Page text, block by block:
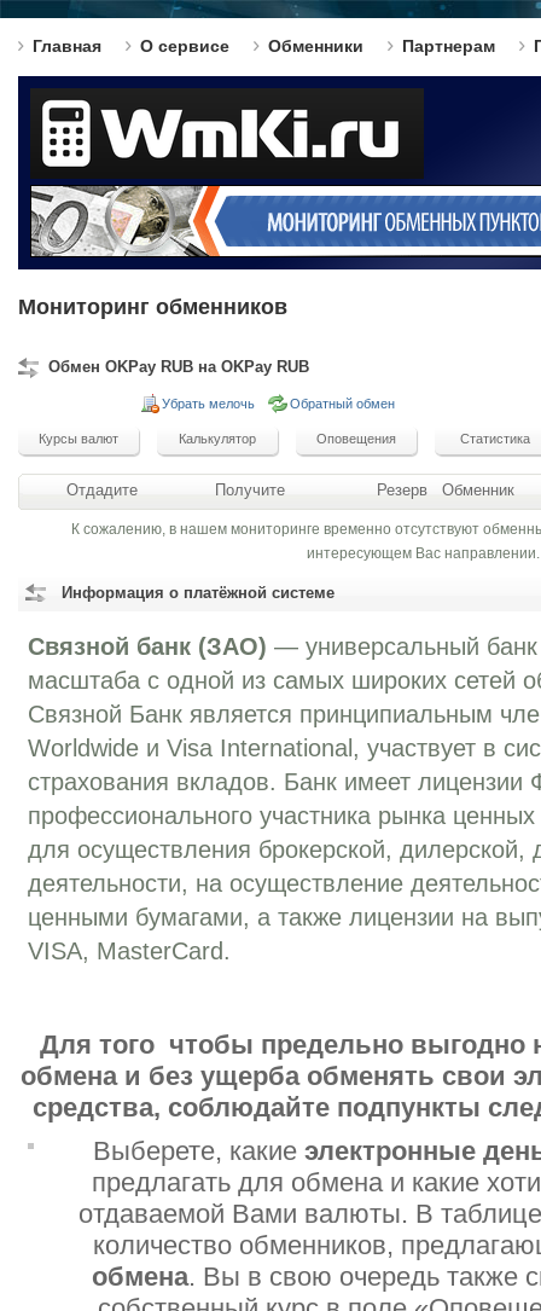
Главная О сервисе Обменники Партнерам
Мониторинг обменников
Обмен OKPay RUB на OKPay RUB
Убрать мелочь Обратный обмен
Отдадите Получите Резерв Обменник
К сожалению, в нашем мониторинге временно отсутствуют
интересующем Вас направлении.
Информация о платёжной системе
Связной банк (ЗАО) — универсальный
масштаба с одной из самых широких сетей
Связной Банк является принципиальным
Worldwide и Visa International, участвует в
страхования вкладов. Банк имеет
профессионального участника рынка
для осуществления брокерской, дилерской,
деятельности, на осуществление
ценными бумагами, а также лицензии на
VISA, MasterCard.
Для того чтобы предельно выгодно
обмена и без ущерба обменять свои
средства, соблюдайте подпункты
Выберете, какие электронные
предлагать для обмена и какие
отдаваемой Вами валюты. В таблице
количество обменников,
обмена. Вы в свою очередь также